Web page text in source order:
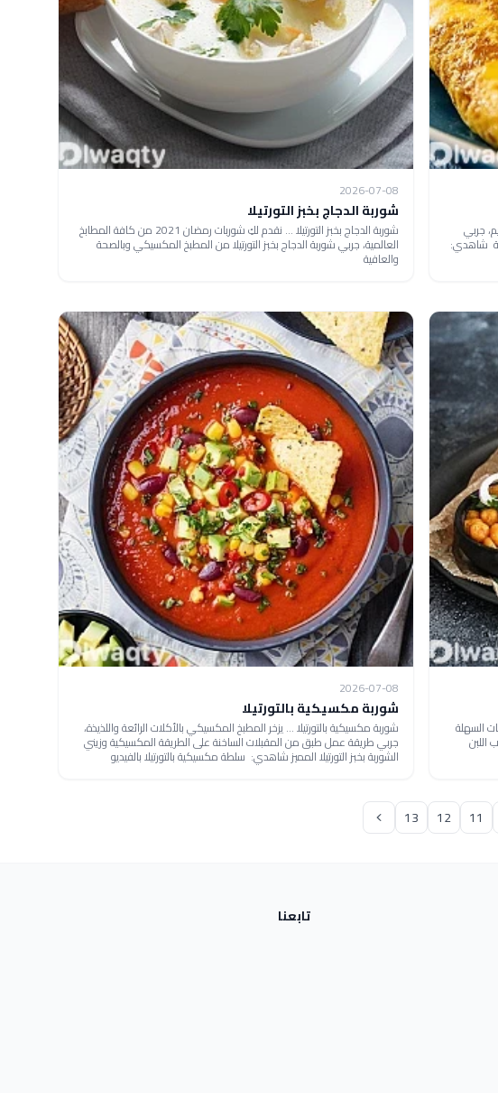
جربي
شاهدي:
2026-07-08
شوربة الدجاج بخبز التورتيلا
شوربة الدجاج بخبز التورتيلا ... نقدم لكِ شوربات رمضان 2021 من كافة المطابخ
العالمية، جربي شوربة الدجاج بخبز التورتيلا من المطبخ المكسيكي وبالصحة
والعافية
السهلة
اللبن
2026-07-08
شوربة مكسيكية بالتورتيلا
شوربة مكسيكية بالتورتيلا ... يزخر المطبخ المكسيكي بالأكلات الرائعة واللذيذة،
جربي طريقة عمل طبق من المقبلات الساخنة على الطريقة المكسيكية وزيني
الشوربة بخبز التورتيلا المميز شاهدي: سلطة مكسيكية بالتورتيلا بالفيديو
11
12
13
تابعنا